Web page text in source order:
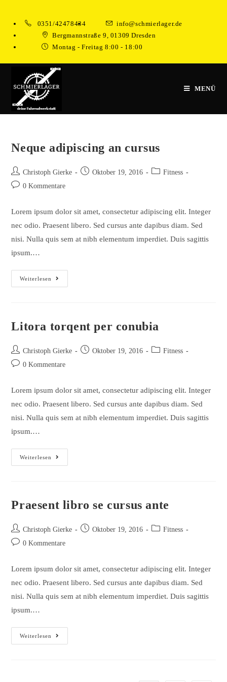
0351/42478434
info@schmierlager.de
Bergmannstraße 9, 01309 Dresden
Montag - Freitag 8:00 - 18:00
MENÜ
Neque adipiscing an cursus
Beitrags-
Autor:
Christoph Gierke
BeitragOktober 19, 2016
Beitrags-
Fitness
Beitrags-0 Kommentare
Lorem ipsum dolor sit amet, consectetur adipiscing elit. Integer
nec odio. Praesent libero. Sed cursus ante dapibus diam. Sed
nisi. Nulla quis sem at nibh elementum imperdiet. Duis sagittis
ipsum.…
Weiterlesen
Neque
Adipiscing
Litora torqent per conubia
Beitrags-
Autor:
Christoph Gierke
BeitragOktober 19, 2016
Beitrags-
Fitness
Beitrags-0 Kommentare
Lorem ipsum dolor sit amet, consectetur adipiscing elit. Integer
nec odio. Praesent libero. Sed cursus ante dapibus diam. Sed
nisi. Nulla quis sem at nibh elementum imperdiet. Duis sagittis
ipsum.…
Weiterlesen
Litora
Torqent
Praesent libro se cursus ante
Beitrags-
Autor:
Christoph Gierke
BeitragOktober 19, 2016
Beitrags-
Fitness
Beitrags-0 Kommentare
Lorem ipsum dolor sit amet, consectetur adipiscing elit. Integer
nec odio. Praesent libero. Sed cursus ante dapibus diam. Sed
nisi. Nulla quis sem at nibh elementum imperdiet. Duis sagittis
ipsum.…
Weiterlesen
Praesent
Libro